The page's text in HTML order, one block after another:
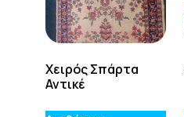
Χειρός Σπάρτα
Αντικέ